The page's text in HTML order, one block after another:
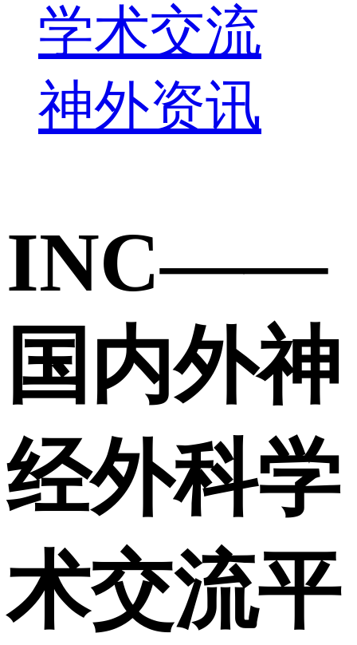
学术交流
神外资讯
INC——
国内外神
经外科学
术交流平